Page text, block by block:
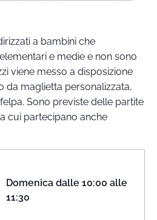
a bambini che
e medie e non sono
viene messo a disposizione
maglietta personalizzata,
Sono previste delle partite
cui partecipano anche
Domenica dalle 10:00 alle
11:30